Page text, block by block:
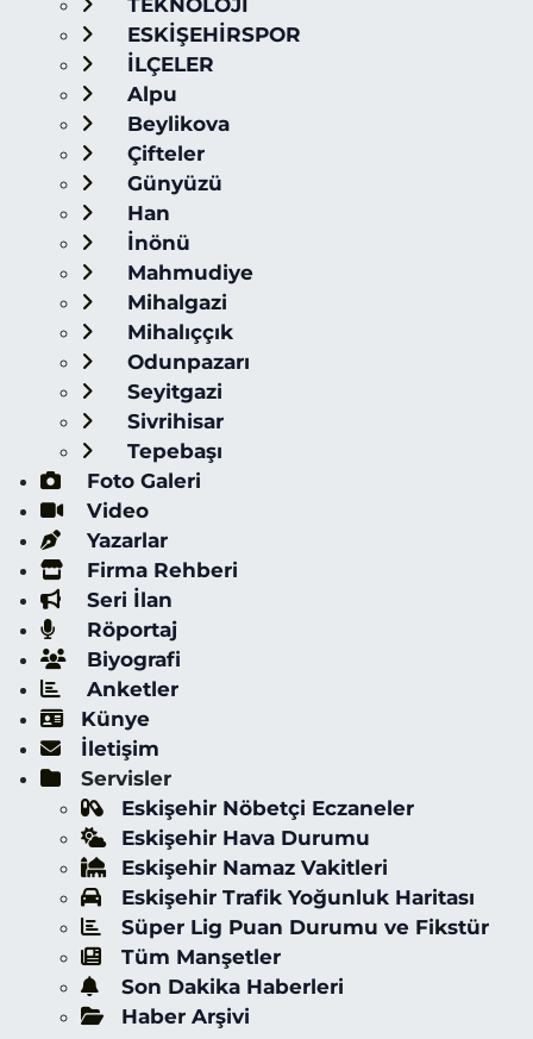
TEKNOLOJİ
ESKİŞEHİRSPOR
İLÇELER
Alpu
Beylikova
Çifteler
Günyüzü
Han
İnönü
Mahmudiye
Mihalgazi
Mihalıççık
Odunpazarı
Seyitgazi
Sivrihisar
Tepebaşı
Foto Galeri
Video
Yazarlar
Firma Rehberi
Seri İlan
Röportaj
Biyografi
Anketler
Künye
İletişim
Servisler
Eskişehir Nöbetçi Eczaneler
Eskişehir Hava Durumu
Eskişehir Namaz Vakitleri
Eskişehir Trafik Yoğunluk Haritası
Süper Lig Puan Durumu ve Fikstür
Tüm Manşetler
Son Dakika Haberleri
Haber Arşivi